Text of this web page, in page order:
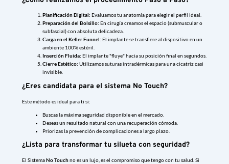
Planificación Digital: Evaluamos tu anatomía para elegir el perfil ideal.
Preparación del Bolsillo: En cirugía creamos el espacio (submuscular o
subfascial) con absoluta delicadeza.
Carga en el Keller Funnel: El implante se transfiere al dispositivo en un
ambiente 100% estéril.
Inserción Fluida: El implante "fluye" hacia su posición final en segundos.
Cierre Estético: Utilizamos suturas intradérmicas para una cicatriz casi
invisible.
¿Eres candidata para el sistema No Touch?
Este método es ideal para ti si:
Buscas la máxima seguridad disponible en el mercado.
Deseas un resultado natural con una recuperación cómoda.
Priorizas la prevención de complicaciones a largo plazo.
¿Lista para transformar tu silueta con seguridad?
El SistemaNo Touchno es un lujo, es el compromiso que tengo con tu salud. Si